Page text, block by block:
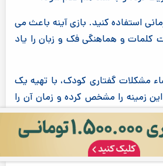
استفاده کنید. بازی آینه باعث می
و هماهنگی فک و زبان را یاد
مشکلات گفتاری کودک، با تهیه یک
زمینه را مشخص کرده و زمان آن را
را برای کودک خود کاهش دهید تا
با گفتار درمانی و یا صحبت کردن